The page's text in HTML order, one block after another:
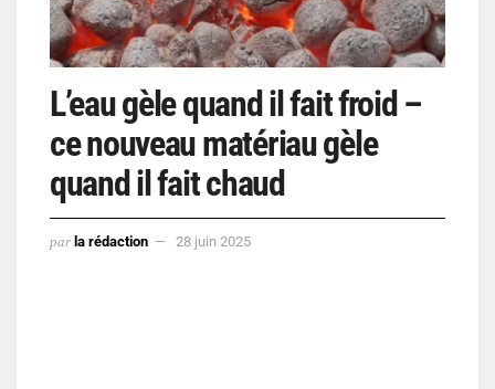
L’eau gèle quand il fait froid –
ce nouveau matériau gèle
quand il fait chaud
par la rédaction 28 juin 2025